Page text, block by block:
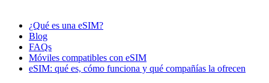
¿Qué es una eSIM?
Blog
FAQs
Móviles compatibles con eSIM
eSIM: qué es, cómo funciona y qué compañías la ofrecen